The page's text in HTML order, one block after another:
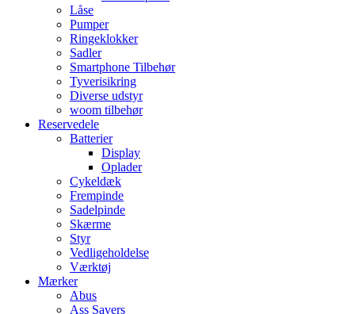
Låse
Pumper
Ringeklokker
Sadler
Smartphone Tilbehør
Tyverisikring
Diverse udstyr
woom tilbehør
Reservedele
Batterier
Display
Oplader
Cykeldæk
Frempinde
Sadelpinde
Skærme
Styr
Vedligeholdelse
Værktøj
Mærker
Abus
Ass Savers